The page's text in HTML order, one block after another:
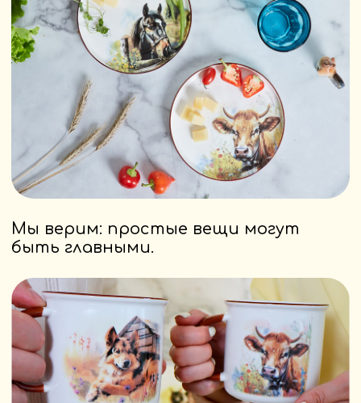
Спасибо, что зашли.
Здесь вас всегда ждут.
ScandyJ — посуда, с которой
начинается дом.
Каталог
Коллекция
“Моя Россия”
«Моя Россия» — это посуда,
которая не просто украшает
стол. Она возвращает нас туда,
где тепло. Где пахнет пирогами
и яблоками, где чаёвничают под
шёпот самовара, где на стене
висят вышитые рушники,
а за окном — поле и рябина.